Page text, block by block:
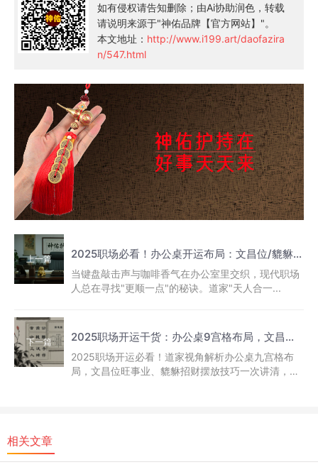
如有侵权请告知删除；由Ai协助润色，转载
请说明来源于"神佑品牌【官方网站】"。
本文地址： http://www.i199.art/daofazira
n/547.html
上一篇 2025职场必看！办公桌开运布局：文昌位/貔貅摆放全解析
当键盘敲击声与咖啡香气在办公室里交织，现代职场
人总在寻找"更顺一点"的秘诀。道家"天人合一...
下一篇 2025职场开运干货：办公桌9宫格布局，文昌位/貔貅摆放一次讲清
2025职场开运必看！道家视角解析办公桌九宫格布
局，文昌位旺事业、貔貅招财摆放技巧一次讲清，从
相关文章